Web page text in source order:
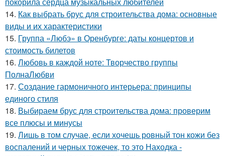
14. Как выбрать брус для строительства дома: основные
виды и их характеристики
15. Группа «Любэ» в Оренбурге: даты концертов и
стоимость билетов
16. Любовь в каждой ноте: Творчество группы
ПолнаЛюбви
17. Создание гармоничного интерьера: принципы
единого стиля
18. Выбираем брус для строительства дома: проверим
все плюсы и минусы
19. Лишь в том случае, если хочешь ровный тон кожи без
воспалений и черных тожечек, то это Находка -